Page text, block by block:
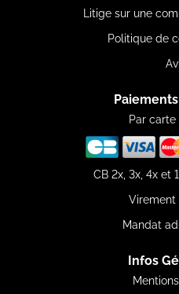
Litige sur une
Politique de
Par
CB 2x, 3x, 4x et
Virement
Mandat
Infos